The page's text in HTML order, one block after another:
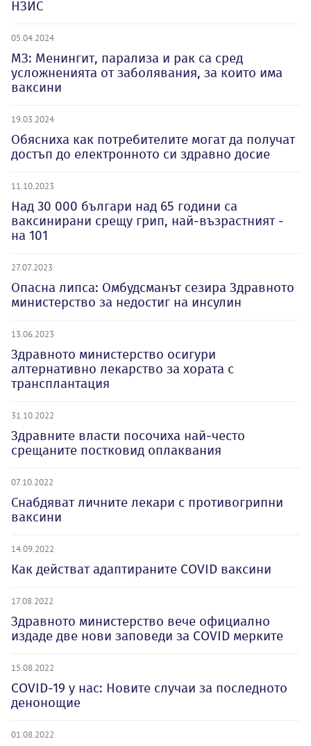
НЗИС
05.04.2024
МЗ: Менингит, парализа и рак са сред
усложненията от заболявания, за които има
ваксини
19.03.2024
Обясниха как потребителите могат да получат
достъп до електронното си здравно досие
11.10.2023
Над 30 000 българи над 65 години са
ваксинирани срещу грип, най-възрастният -
на 101
27.07.2023
Опасна липса: Омбудсманът сезира Здравното
министерство за недостиг на инсулин
13.06.2023
Здравното министерство осигури
алтернативно лекарство за хората с
трансплантация
31.10.2022
Здравните власти посочиха най-често
срещаните постковид оплаквания
07.10.2022
Снабдяват личните лекари с противогрипни
ваксини
14.09.2022
Как действат адаптираните COVID ваксини
17.08.2022
Здравното министерство вече официално
издаде две нови заповеди за COVID мерките
15.08.2022
COVID-19 у нас: Новите случаи за последното
денонощие
01.08.2022